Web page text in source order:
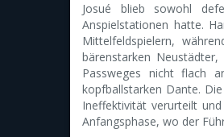
Josué blieb sowohl
Anspielstationen hatte.
Mittelfeldspielern,
bärenstarken
Passweges nicht flach
kopfballstarken Dante.
Ineffektivität verurteilt
Anfangsphase, wo der